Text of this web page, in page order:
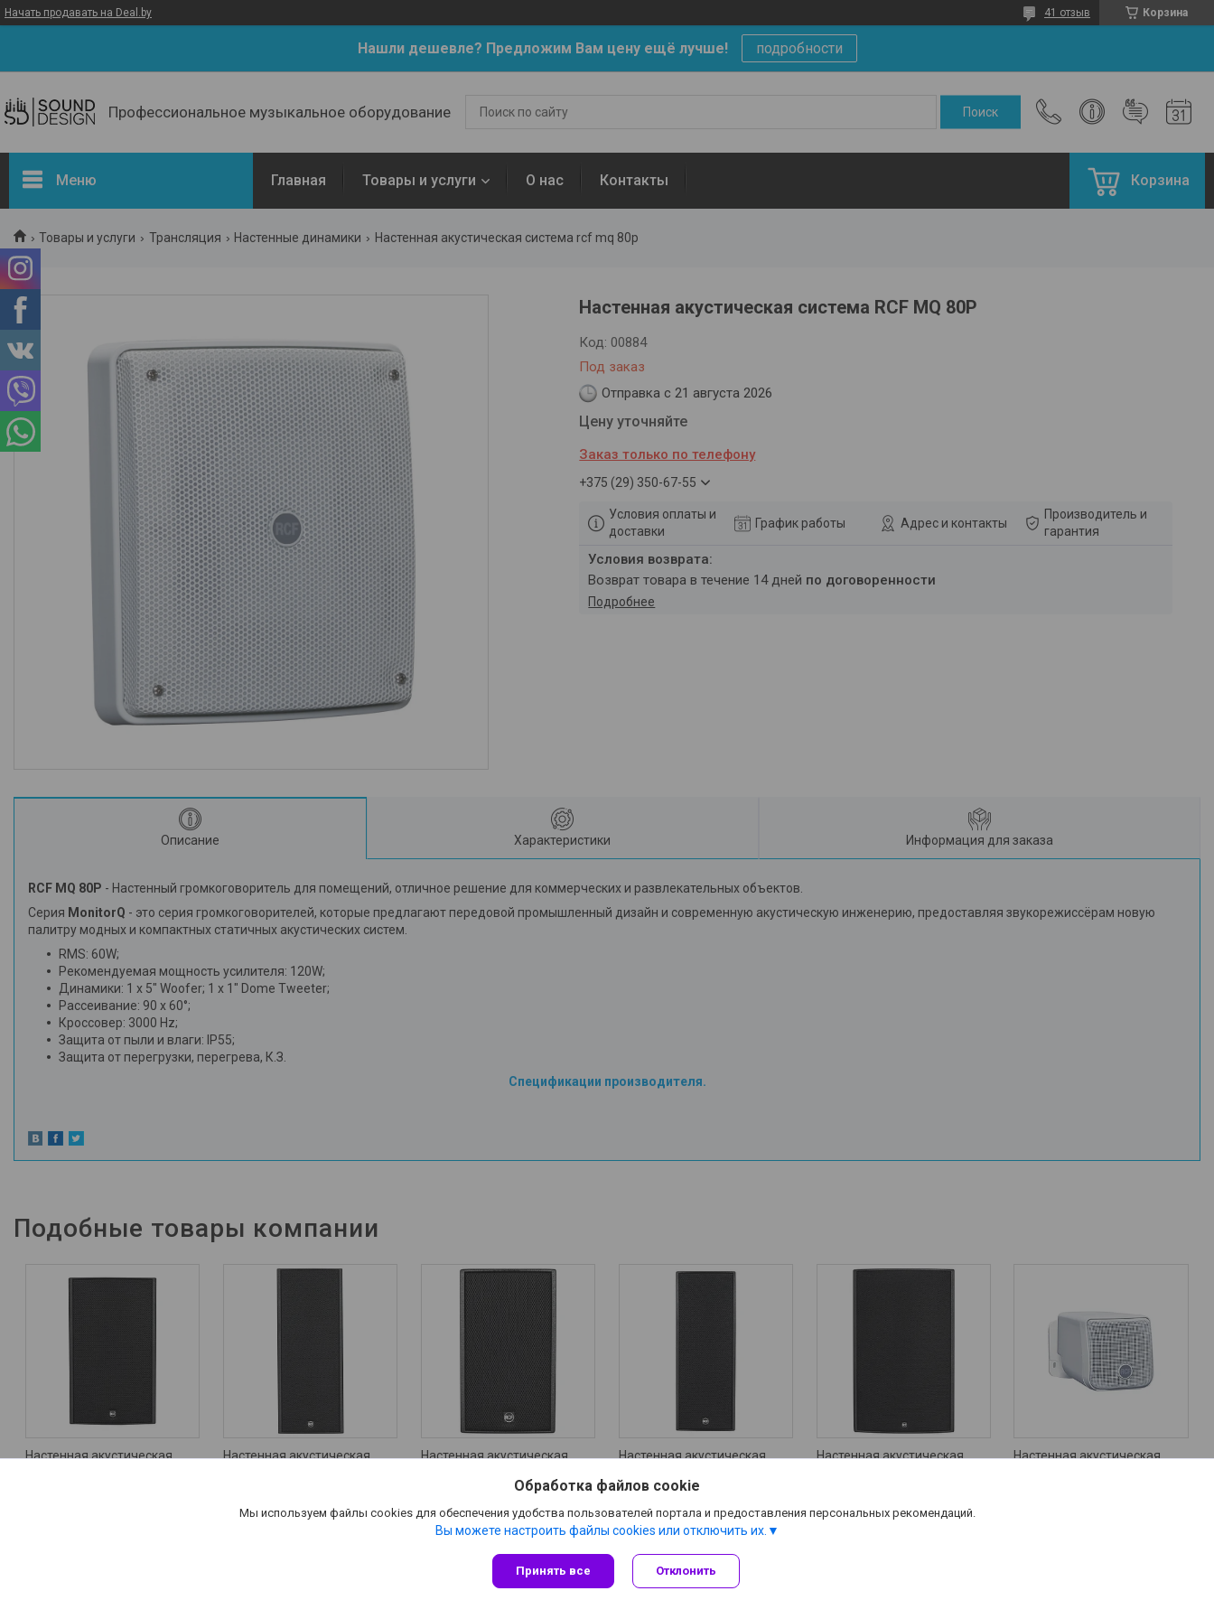
Начать продавать на Deal.by Корзина
41 отзыв
Нашли дешевле? Предложим Вам цену ещё лучше! подробности
Профессиональное музыкальное оборудование
Меню Главная Товары и услуги О нас Контакты Корзина
Товары и услуги Трансляция Настенные динамики Настенная акустическая система rcf mq 80p
Настенная акустическая система RCF MQ 80P
Под заказ
Код: 00884
Отправка с 21 августа 2026
Цену уточняйте
Заказ только по телефону
+375 (29) 350-67-55
Условия оплаты и
доставки
График работы Адрес и контакты
Производитель и
гарантия
возврат товара в течение 14 дней по договоренности
Подробнее
Описание Характеристики Информация для заказа
RCF MQ 80P - Настенный громкоговоритель для помещений, отличное решение для коммерческих и развлекательных объектов.
Серия MonitorQ - это серия громкоговорителей, которые предлагают передовой промышленный дизайн и современную акустическую инженерию, предоставляя звукорежиссёрам новую
палитру модных и компактных статичных акустических систем.
RMS: 60W;
Рекомендуемая мощность усилителя: 120W;
Динамики: 1 x 5" Woofer; 1 x 1" Dome Tweeter;
Рассеивание: 90 x 60°;
Кроссовер: 3000 Hz;
Защита от пыли и влаги: IP55;
Защита от перегрузки, перегрева, К.З.
Спецификации производителя.
Подобные товары компании
Настенная акустическая
Настенная акустическая
Настенная акустическая
Настенная акустическая
Настенная акустическая
Настенная акустическая
Обработка файлов cookie
Мы используем файлы cookies для обеспечения удобства пользователей портала и предоставления персональных рекомендаций.
Вы можете настроить файлы cookies или отключить их.
Принять все Отклонить